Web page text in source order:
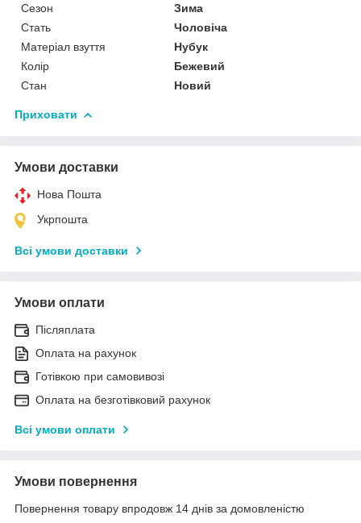
Сезон
Зима
Стать
Чоловіча
Матеріал взуття
Нубук
Колір
Бежевий
Стан
Новий
Приховати
Умови доставки
Нова Пошта
Укрпошта
Всі умови доставки
Умови оплати
Післяплата
Оплата на рахунок
Готівкою при самовивозі
Оплата на безготівковий рахунок
Всі умови оплати
Умови повернення
Повернення товару впродовж 14 днів за домовленістю